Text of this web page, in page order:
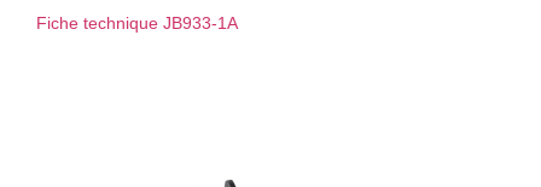
Fiche technique JB933-1A